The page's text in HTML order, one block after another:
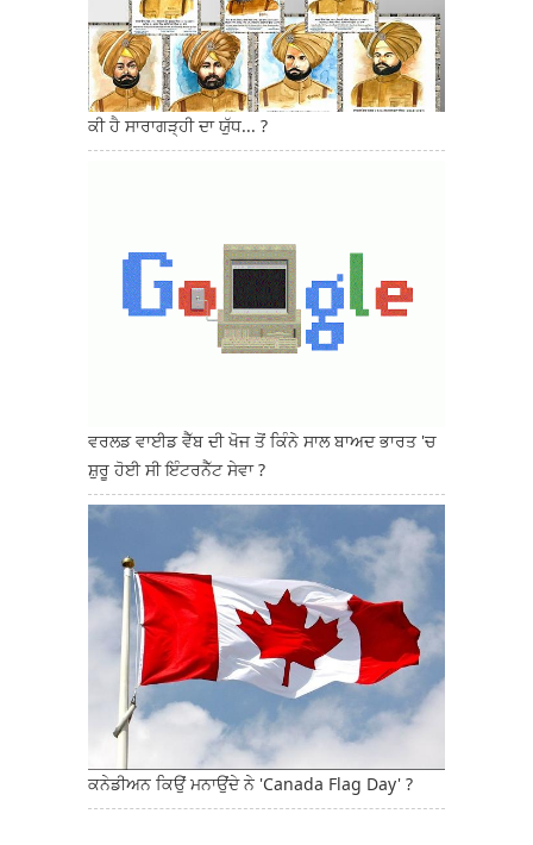
ਕੀ ਹੈ ਸਾਰਾਗੜ੍ਹੀ ਦਾ ਯੁੱਧ... ?
ਵਰਲਡ ਵਾਈਡ ਵੈੱਬ ਦੀ ਖੋਜ ਤੋਂ ਕਿੰਨੇ ਸਾਲ ਬਾਅਦ ਭਾਰਤ 'ਚ
ਸ਼ੁਰੂ ਹੋਈ ਸੀ ਇੰਟਰਨੈੱਟ ਸੇਵਾ ?
ਕਨੇਡੀਅਨ ਕਿਉਂ ਮਨਾਉਂਦੇ ਨੇ 'Canada Flag Day' ?